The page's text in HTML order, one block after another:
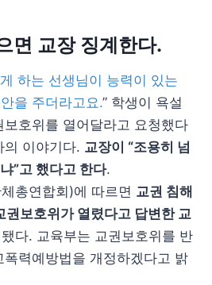
면 교장 징계한다.
하는 선생님이 능력이 있는
을 주더라고요.” 학생이 욕설
보호위를 열어달라고 요청했다
의 이야기다. 교장이 “조용히 넘
”고 했다고 한다.
총연합회)에 따르면 교권 침해
권보호위가 열렸다고 답변한 교
다. 교육부는 교권보호위를 반
폭력예방법을 개정하겠다고 밝